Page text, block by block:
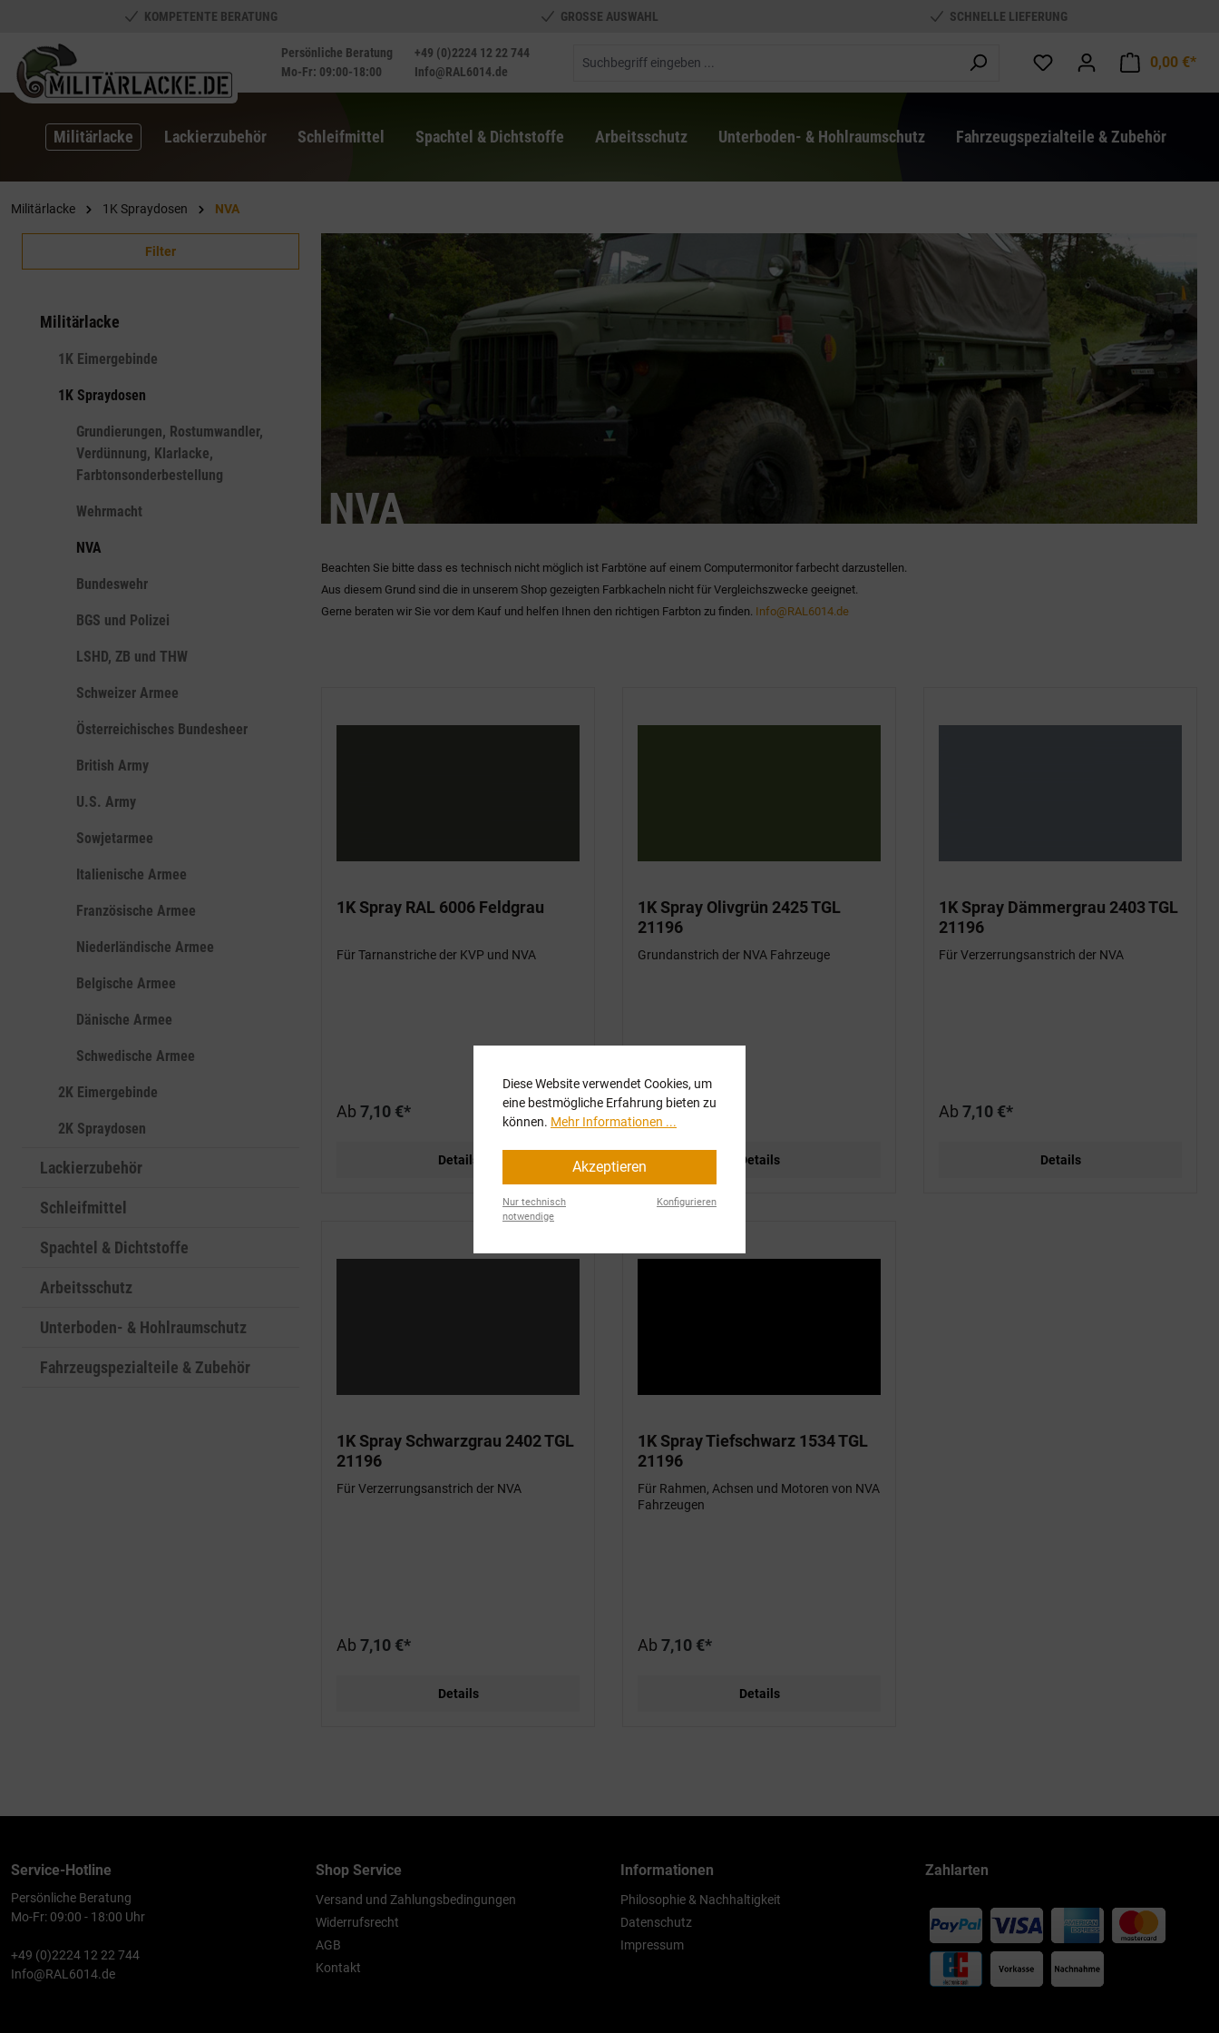
Zur Hauptnavigation springen
KOMPETENTE BERATUNG GROSSE AUSWAHL SCHNELLE LIEFERUNG
Persönliche Beratung
Mo-Fr: 09:00-18:00
+49 (0)2224 12 22 744
Info@RAL6014.de
0,00 €*
Militärlacke Lackierzubehör Schleifmittel Spachtel & Dichtstoffe Arbeitsschutz Unterboden- & Hohlraumschutz Fahrzeugspezialteile & Zubehör
Militärlacke 1K Spraydosen NVA
Filter
Militärlacke
1K Eimergebinde
1K Spraydosen
Grundierungen, Rostumwandler,
Verdünnung, Klarlacke,
Farbtonsonderbestellung
Wehrmacht
NVA
Bundeswehr
BGS und Polizei
LSHD, ZB und THW
Schweizer Armee
Österreichisches Bundesheer
British Army
U.S. Army
Sowjetarmee
Italienische Armee
Französische Armee
Niederländische Armee
Belgische Armee
Dänische Armee
Schwedische Armee
2K Eimergebinde
2K Spraydosen
Lackierzubehör
Schleifmittel
Spachtel & Dichtstoffe
Arbeitsschutz
Unterboden- & Hohlraumschutz
Fahrzeugspezialteile & Zubehör
NVA
Beachten Sie bitte dass es technisch nicht möglich ist Farbtöne auf einem Computermonitor farbecht darzustellen.
Aus diesem Grund sind die in unserem Shop gezeigten Farbkacheln nicht für Vergleichszwecke geeignet.
Gerne beraten wir Sie vor dem Kauf und helfen Ihnen den richtigen Farbton zu finden. Info@RAL6014.de
1K Spray RAL 6006 Feldgrau
Für Tarnanstriche der KVP und NVA
Ab 7,10 €*
Details
1K Spray Olivgrün 2425 TGL
21196
Grundanstrich der NVA Fahrzeuge
Ab7,10 €*
Details
1K Spray Dämmergrau 2403 TGL
21196
Für Verzerrungsanstrich der NVA
Ab 7,10 €*
Details
1K Spray Schwarzgrau 2402 TGL
21196
Für Verzerrungsanstrich der NVA
Ab 7,10 €*
Details
1K Spray Tiefschwarz 1534 TGL
21196
Für Rahmen, Achsen und Motoren von NVA
Fahrzeugen
Ab 7,10 €*
Details
Service-Hotline
Persönliche Beratung
Mo-Fr: 09:00 - 18:00 Uhr
+49 (0)2224 12 22 744
Info@RAL6014.de
Shop Service
Versand und Zahlungsbedingungen
Widerrufsrecht
AGB
Kontakt
Informationen
Philosophie & Nachhaltigkeit
Datenschutz
Impressum
Zahlarten
Diese Website verwendet Cookies, um
eine bestmögliche Erfahrung bieten zu
können. Mehr Informationen ...
Akzeptieren
Nur technisch
notwendige
Konfigurieren